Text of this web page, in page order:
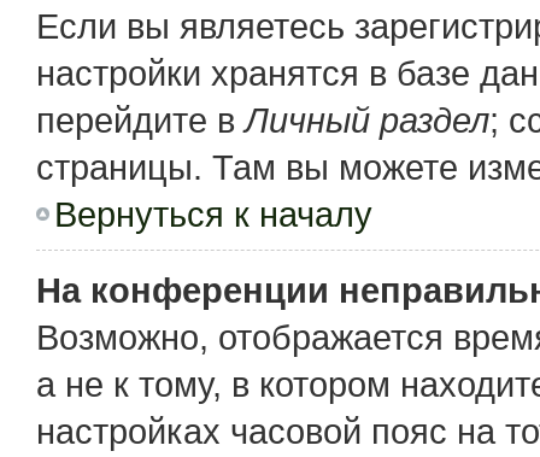
Если вы являетесь
настройки хранятся в базе
перейдите вЛичный раздел;
страницы. Там вы можете
Вернуться к началу
На конференции
Возможно, отображается
а не к тому, в котором
настройках часовой пояс на